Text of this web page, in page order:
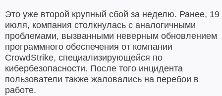
Это уже второй крупный сбой за неделю. Ранее, 19
июля, компания столкнулась с аналогичными
проблемами, вызванными неверным обновлением
программного обеспечения от компании
CrowdStrike, специализирующейся по
кибербезопасности. После того инцидента
пользователи также жаловались на перебои в
работе.